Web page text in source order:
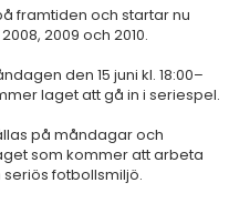
framtiden och startar nu
2009 och 2010.
den 15 juni kl. 18:00–
laget att gå in i seriespel.
på måndagar och
som kommer att arbeta
fotbollsmiljö.